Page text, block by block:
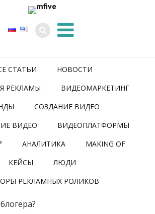
СТАТЬИ
НОВОСТИ
РЕКЛАМЫ
ВИДЕОМАРКЕТИНГ
СОЗДАНИЕ ВИДЕО
ВИДЕО
ВИДЕОПЛАТФОРМЫ
АНАЛИТИКА
MAKING OF
КЕЙСЫ
ЛЮДИ
РЕКЛАМНЫХ РОЛИКОВ